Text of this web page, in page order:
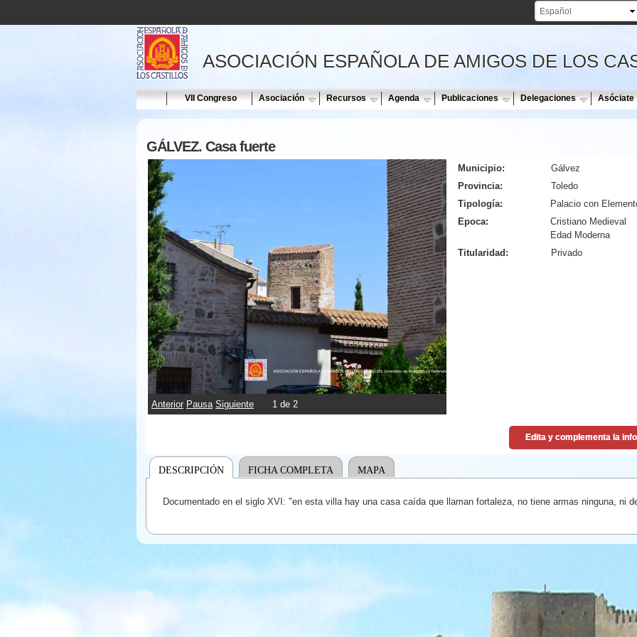
ASOCIACIÓN ESPAÑOLA DE AMIGOS DE LOS
Home VII Congreso Asociación Recursos Agenda Publicaciones Delegaciones Asóciate
GÁLVEZ. Casa fuerte
Anterior Pausa Siguiente 2 de 2
Municipio:
Gálvez
Provincia:
Toledo
Tipología:
Palacio con
Epoca:
Cristiano Medieval
Edad Moderna
Titularidad:
Privado
DESCRIPCIÓN FICHA COMPLETA MAPA
Documentado en el siglo XVI: "en esta villa hay una casa caída que llaman fortaleza, no tiene armas ninguna, ni